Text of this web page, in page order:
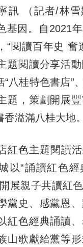
（記者/林雪
基因。自2021
“閱讀百年史 奮
題閱讀分享活
“八桂特色書店”
題，策劃開展
溢滿八桂大地。
色主題閱讀
以“誦讀紅色
展親子共讀紅
黨史、感黨恩
紅色經典誦讀
山歌獻給黨等